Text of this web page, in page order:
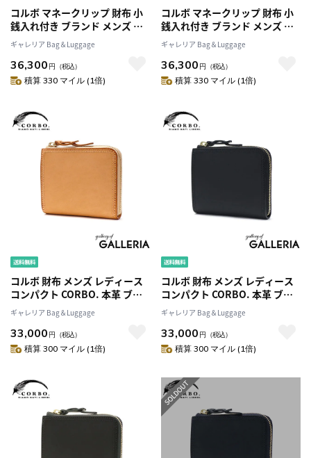
コルボ マネークリップ 財布 小
銭入れ付き ブランド メンズ レ
ディース カード おしゃれ
CORBO 二つ折り コンパクト サ
イフ 本革 革 レザー 小さめ 日本
製 SLATE マネークリップ式コ
ギャレリア Bag＆Luggage
36,300 円 （税込）
積算 330 マイル (1倍)
コルボ マネークリップ 財布 小
銭入れ付き ブランド メンズ レ
ディース カード おしゃれ
CORBO 二つ折り コンパクト サ
イフ 本革 革 レザー 小さめ 日本
製 SLATE マネークリップ式コ
ギャレリア Bag＆Luggage
36,300 円 （税込）
積算 330 マイル (1倍)
コルボ 財布 メンズ レディース
コンパクト CORBO. 本革 ブラ
ンド ファスナー 黒 日本製 ミニ
財布 小さめ 小さい 軽量 革 レザ
ー おしゃれ シンプル カジュア
ル SLATE L字ファスナー コンパ
ギャレリア Bag＆Luggage
33,000 円 （税込）
積算 300 マイル (1倍)
コルボ 財布 メンズ レディース
コンパクト CORBO. 本革 ブラ
ンド ファスナー 黒 日本製 ミニ
財布 小さめ 小さい 軽量 革 レザ
ー おしゃれ シンプル カジュア
ル SLATE L字ファスナー コンパ
ギャレリア Bag＆Luggage
33,000 円 （税込）
積算 300 マイル (1倍)